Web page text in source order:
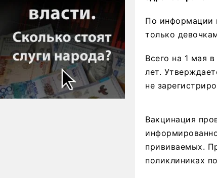
По информации
только
Всего на 1 мая
лет.
не
Вакцинация
прививаемых.
поликлиниках